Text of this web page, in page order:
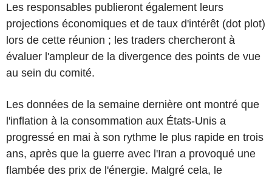
Les responsables publieront également leurs
projections économiques et de taux d'intérêt (dot plot)
lors de cette réunion ; les traders chercheront à
évaluer l'ampleur de la divergence des points de vue
au sein du comité.
Les données de la semaine dernière ont montré que
l'inflation à la consommation aux États-Unis a
progressé en mai à son rythme le plus rapide en trois
ans, après que la guerre avec l'Iran a provoqué une
flambée des prix de l'énergie. Malgré cela, le